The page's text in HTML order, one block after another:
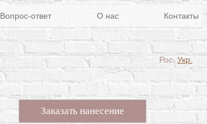
Вопрос-ответ О нас Контакты
Заказать нанесение
Рос. Укр.